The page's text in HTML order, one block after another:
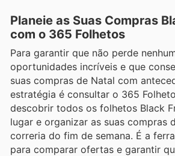
Planeie as Suas Compras
com o 365 Folhetos
Para garantir que não perde
oportunidades incríveis e que
suas compras de Natal com
estratégia é consultar o 365
descobrir todos os folhetos Black
lugar e organizar as suas compras
correria do fim de semana. É a
para comparar ofertas e garantir